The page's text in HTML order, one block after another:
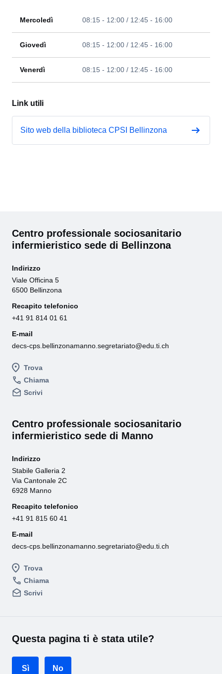
Mercoledì 08:15 - 12:00 / 12:45 - 16:00
Giovedì 08:15 - 12:00 / 12:45 - 16:00
Venerdì 08:15 - 12:00 / 12:45 - 16:00
Link utili
Sito web della biblioteca CPSI Bellinzona
Centro professionale sociosanitario
infermieristico sede di Bellinzona
Trova
Chiama
Scrivi
Indirizzo
Viale Officina 5
6500 Bellinzona
Recapito telefonico
+41 91 814 01 61
E-mail
decs-cps.bellinzonamanno.segretariato@edu.ti.ch
Centro professionale sociosanitario
infermieristico sede di Manno
Trova
Chiama
Scrivi
Indirizzo
Stabile Galleria 2
Via Cantonale 2C
6928 Manno
Recapito telefonico
+41 91 815 60 41
E-mail
decs-cps.bellinzonamanno.segretariato@edu.ti.ch
Questa pagina ti è stata utile?
Sì No